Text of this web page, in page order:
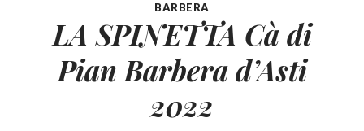
BARBERA
LA SPINETTA Cà di
Pian Barberad’Asti
2022